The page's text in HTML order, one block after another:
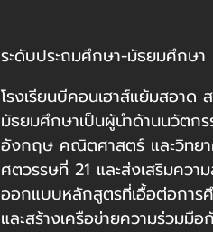
ระดับประถมศึกษา-มัธยมศึกษา
โรงเรียนบีคอนเฮาส์แย้มสอาด
มัธยมศึกษาเป็นผู้นำด้านนวัตกร
อังกฤษ คณิตศาสตร์ และวิทยาศ
ศตวรรษที่ 21 และส่งเสริมควา
ออกแบบหลักสูตรที่เอื้อต่อการศึ
และสร้างเครือข่ายความร่วมมื